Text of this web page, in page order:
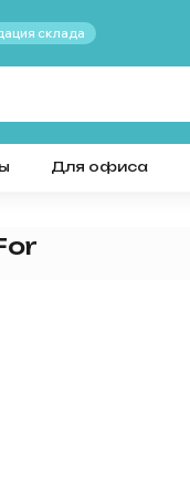
склада
Для офиса